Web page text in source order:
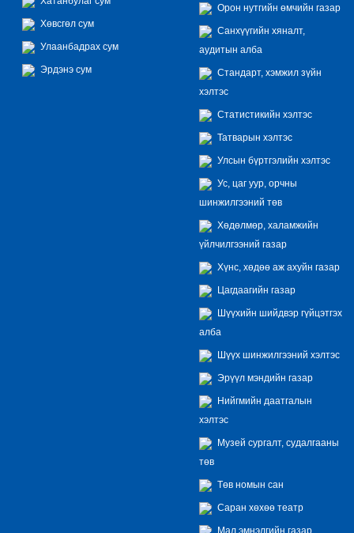
Хөвсгөл сум
Улаанбадрах сум
Эрдэнэ сум
Орон нутгийн өмчийн газар
Санхүүгийн хяналт,
аудитын алба
Стандарт, хэмжил зүйн
хэлтэс
Статистикийн хэлтэс
Татварын хэлтэс
Улсын бүртгэлийн хэлтэс
Ус, цаг уур, орчны
шинжилгээний төв
Хөдөлмөр, халамжийн
үйлчилгээний газар
Хүнс, хөдөө аж ахуйн газар
Цагдаагийн газар
Шүүхийн шийдвэр гүйцэтгэх
алба
Шүүх шинжилгээний хэлтэс
Эрүүл мэндийн газар
Нийгмийн даатгалын
хэлтэс
Музей сургалт, судалгааны
төв
Төв номын сан
Саран хөхөө театр
Мал эмнэлгийн газар